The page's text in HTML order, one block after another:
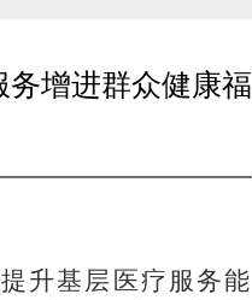
增进群众健康福
升基层医疗服务能